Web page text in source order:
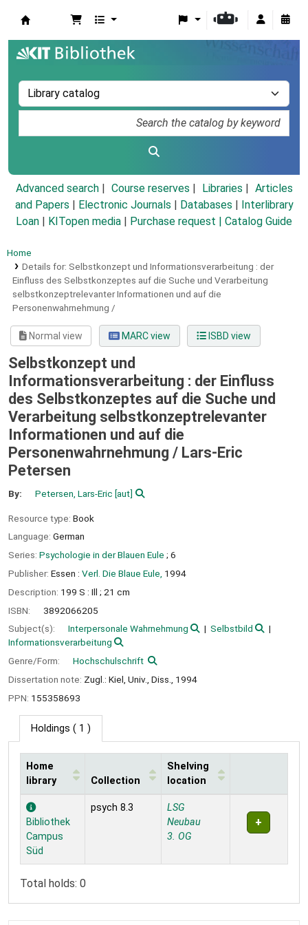
Advanced search Course reserves Libraries
Articles
and Papers
Electronic Journals Databases
Interlibrary
Loan
KITopen media Purchase request | Catalog Guide
Home
Details for: Selbstkonzept und Informationsverarbeitung : der
Einfluss des Selbstkonzeptes auf die Suche und Verarbeitung
selbstkonzeptrelevanter Informationen und auf die
Personenwahrnehmung /
Normal view MARC view ISBD view
Selbstkonzept und
Informationsverarbeitung : der Einfluss
des Selbstkonzeptes auf die Suche und
Verarbeitung selbstkonzeptrelevanter
Informationen und auf die
Personenwahrnehmung / Lars-Eric
Petersen
By: Petersen, Lars-Eric [aut]
Resource type: Book
Language: German
Series: Psychologie in der Blauen Eule ; 6
Publisher: Essen : Verl. Die Blaue Eule, 1994
Description: 199 S : Ill ; 21 cm
ISBN:
3892066205
Subject(s):
Interpersonale Wahrnehmung
Selbstbild
Informationsverarbeitung
Genre/Form:
Hochschulschrift
Dissertation note: Zugl.: Kiel, Univ., Diss., 1994
PPN: 155358693
Holdings ( 1 )
Holdings
Home
library
Collection
Shelving
location
Bibliothek
Campus
Süd
psych 8.3
LSG
Neubau
3. OG
Total holds: 0